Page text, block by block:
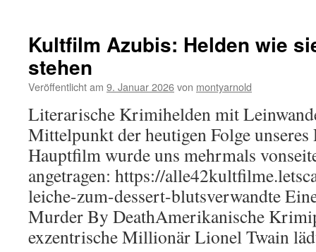
Kultfilm Azubis: Helden wie
stehen
Veröffentlicht am 9. Januar 2026von montyarnold
Literarische Krimihelden mit
Mittelpunkt der heutigen Folge unseres
Hauptfilm wurde uns mehrmals
angetragen: https://
leiche-zum-dessert-blutsverwandte
Murder By DeathAmerikanische
exzentrische Millionär Lionel Twain